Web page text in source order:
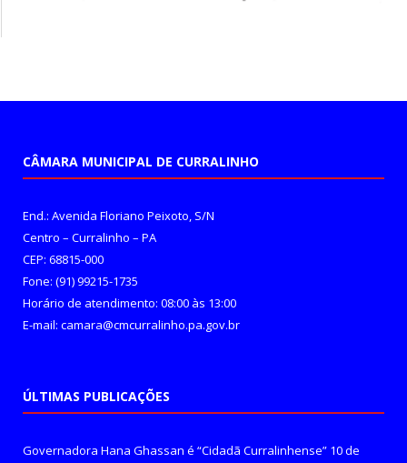
CÂMARA MUNICIPAL DE CURRALINHO
End.: Avenida Floriano Peixoto, S/N
Centro – Curralinho – PA
CEP: 68815-000
Fone: (91) 99215-1735
Horário de atendimento: 08:00 às 13:00
E-mail: camara@cmcurralinho.pa.gov.br
ÚLTIMAS PUBLICAÇÕES
Governadora Hana Ghassan é “Cidadã Curralinhense” 10 de